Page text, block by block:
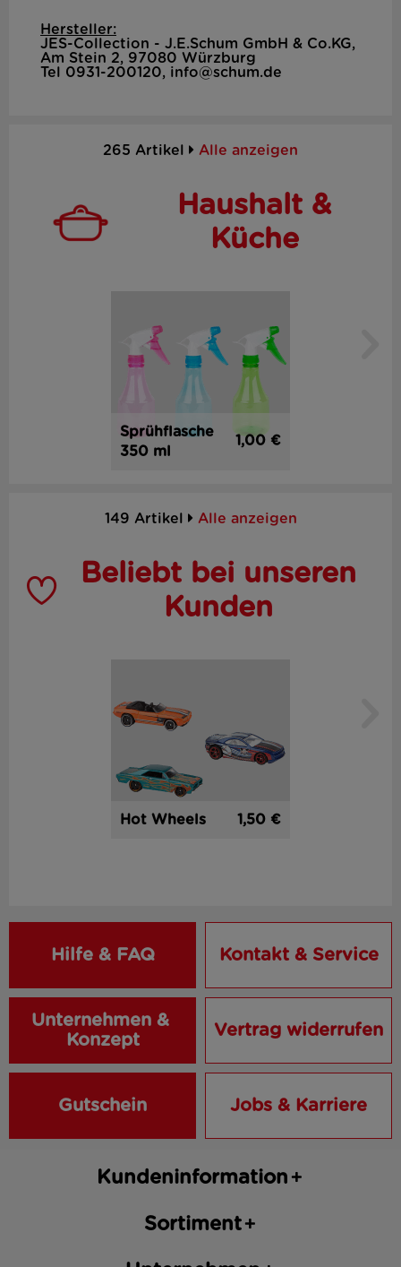
Hersteller:
JES-Collection - J.E.Schum GmbH & Co.KG,
Am Stein 2, 97080 Würzburg
Tel 0931-200120, info@schum.de
265 Artikel Alle anzeigen
Haushalt &
Küche
Sprühflasche
350 ml
1,00 €
149 Artikel Alle anzeigen
Beliebt bei unseren
Kunden
Hot Wheels 1,50 €
Hilfe & FAQ Kontakt & Service
Unternehmen &
Konzept
Vertrag widerrufen
Gutschein Jobs & Karriere
Kundeninformation
Sortiment